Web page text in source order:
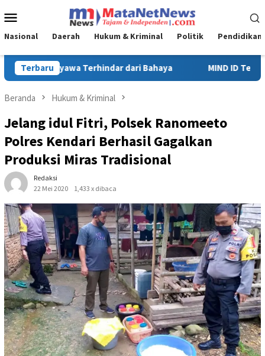
ke
Mobile
Nasional Daerah Hukum & Kriminal Politik Pendidikan
Terbaru
MIND ID Tegaskan Dukungan Penuh Bagi PT Vale di
Beranda Hukum & Kriminal
Jelang idul Fitri, Polsek Ranomeeto
Polres Kendari Berhasil Gagalkan
Produksi Miras Tradisional
Redaksi
22 Mei 2020
1,433 x dibaca